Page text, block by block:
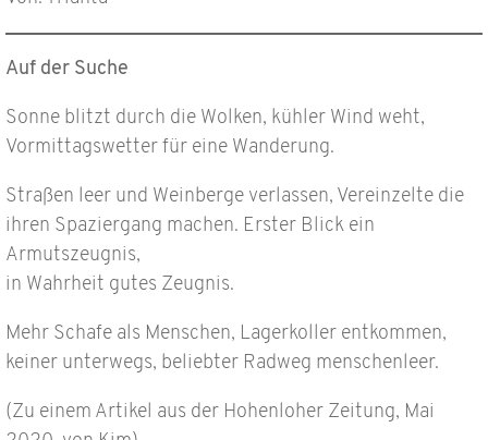
Auf der Suche
Sonne blitzt durch die Wolken, kühler Wind weht,
Vormittagswetter für eine Wanderung.
Straßen leer und Weinberge verlassen, Vereinzelte die
ihren Spaziergang machen. Erster Blick ein
Armutszeugnis,
in Wahrheit gutes Zeugnis.
Mehr Schafe als Menschen, Lagerkoller entkommen,
keiner unterwegs, beliebter Radweg menschenleer.
(Zu einem Artikel aus der Hohenloher Zeitung, Mai